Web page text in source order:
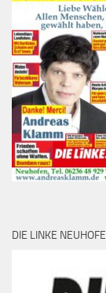
DIE LINKE